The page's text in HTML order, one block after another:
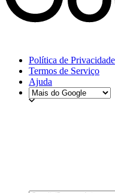
Política de Privacidade
Termos de Serviço
Ajuda